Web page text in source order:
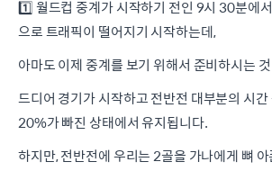
1️⃣ 월드컵 중계가 시작하기 전인 9시 30분에
으로 트래픽이 떨어지기 시작하는데,
아마도 이제 중계를 보기 위해서 준비하시는
드디어 경기가 시작하고 전반전 대부분의 시
20%가 빠진 상태에서 유지됩니다.
하지만, 전반전에 우리는 2골을 가나에게 뼈